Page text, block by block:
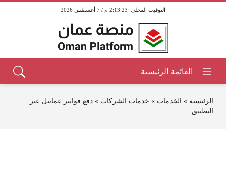
2:13:23 م / 7 أغسطس 2026
الرئيسية » الخدمات » خدمات الشركات » دفع فواتير عمانتل عبر
التطبيق